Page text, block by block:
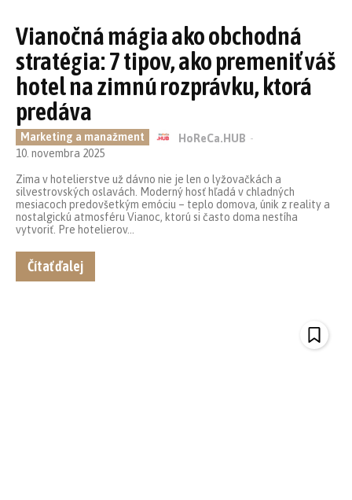
Vianočná mágia ako obchodná
stratégia: 7 tipov, ako premeniť váš
hotel na zimnú rozprávku, ktorá
predáva
Marketing a manažment HoReCa.HUB -
10. novembra 2025
Zima v hotelierstve už dávno nie je len o lyžovačkách a
silvestrovských oslavách. Moderný hosť hľadá v chladných
mesiacoch predovšetkým emóciu – teplo domova, únik z reality a
nostalgickú atmosféru Vianoc, ktorú si často doma nestíha
vytvoriť. Pre hotelierov...
Čítať ďalej